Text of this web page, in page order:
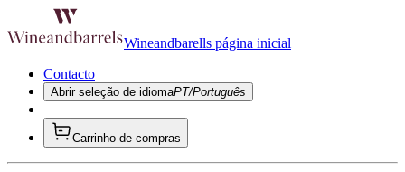
Wineandbarells página inicial
Contacto
Abrir seleção de idiomaPT/Português
Carrinho de compras